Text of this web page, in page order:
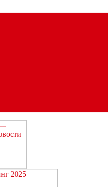
в Тульской области на сайте